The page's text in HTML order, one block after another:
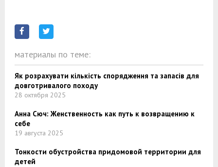
материалы по теме:
Як розрахувати кількість спорядження та запасів для
довготривалого походу
28 октября 2025
Анна Сюч: Женственность как путь к возвращению к
себе
19 августа 2025
Тонкости обустройства придомовой территории для
детей